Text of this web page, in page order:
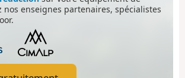
nos enseignes partenaires, spécialistes